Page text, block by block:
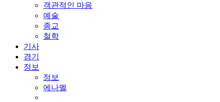
객관적인 마음
예술
종교
철학
기사
경기
정보
정보
에나멜